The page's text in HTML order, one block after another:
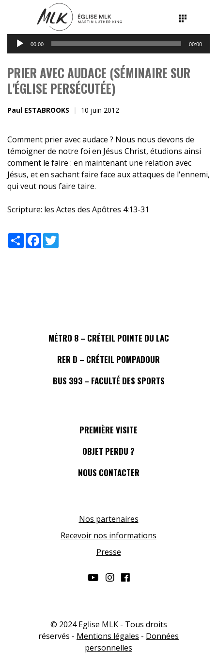
Lecteur
audio
00:00 00:00
PRIER AVEC AUDACE (SÉMINAIRE SUR
L'ÉGLISE PERSÉCUTÉE)
Paul ESTABROOKS 10 juin 2012
Comment prier avec audace ? Nous nous devons de
témoigner de notre foi en Jésus Christ, étudions ainsi
comment le faire : en maintenant une relation avec
Jésus, et en sachant faire face aux attaques de l'ennemi,
qui veut nous faire taire.
Scripture: les Actes des Apôtres 4:13-31
ShareFacebook
MÉTRO 8 – CRÉTEIL POINTE DU LAC
RER D – CRÉTEIL POMPADOUR
BUS 393 – FACULTÉ DES SPORTS
PREMIÈRE VISITE
OBJET PERDU ?
NOUS CONTACTER
Nos partenaires
Recevoir nos informations
Presse
© 2024 Eglise MLK - Tous droits
réservés - Mentions légales - Données
personnelles